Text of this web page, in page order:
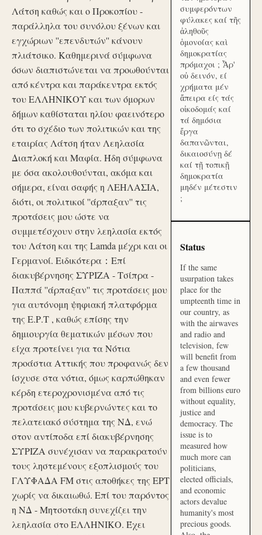
Λάτση καθώς και ο Προκοπίου -
παράλληλα του συνόλου ξένων και
εγχώριων ''επενδυτών'' κάνουν
πλιάτσικο. Καθημερινά σύμφωνα
όσων διαπιστώνεται να προωθούνται
από κέντρα και παράκεντρα εκτός
του ΕΛΛΗΝΙΚΟΥ και των όμορων
δήμων καθίσταται ηλίου φαεινότερο
ότι το σχέδιο των πολιτικών και της
εταιρίας Λάτση ήταν Λεηλασία
Διαπλοκή και Μαφία. Ήδη σύμφωνα
με όσα ακολουθούνται, ακόμα και
σήμερα, είναι σαφής η ΛΕΗΛΑΣΙΑ,
διότι, οι πολιτικοί ''άρπαξαν'' τις
προτάσεις μου ώστε να
συμμετέσχουν στην λεηλασία εκτός
του Λάτση και της Lamda μέχρι και οι
Γερμανοί. Ειδικότερα：Επί
διακυβέρνησης ΣΥΡΙΖΑ - Τσίπρα -
Παππά ''άρπαξαν'' τις προτάσεις μου
για αυτόνομη ψηφιακή πλατφόρμα
της Ε.Ρ.Τ , καθώς επίσης την
δημιουργία θεματικών μέσων που
είχα προτείνει για τα Νότια
προάστια Αττικής που προφανώς δεν
ίσχυσε στα νότια, όμως καρπώθηκαν
κέρδη ετεροχρονισμένα από τις
προτάσεις μου κυβερνώντες και το
πελατειακό σύστημα της ΝΔ, ενώ
στον αντίποδα επί διακυβέρνησης
ΣΥΡΙΖΑ συνέχισαν να παρακρατούν
τους ληστεμένους εξοπλισμούς του
ΓΛΥΦΑΔΑ FM στις αποθήκες της ΕΡΤ
χωρίς να δικαιωθώ. Επί του παρόντος
η ΝΔ - Μητσοτάκη συνεχίζει την
λεηλασία στο ΕΛΛΗΝΙΚΟ. Έχει
συμφερόντων
φύλακες καί τῆς
ἀληθοῦς
ὁμονοίας καὶ
δημοκρατίας
πρόμαχοι ; Ἆρ'
οὐ δεινόν, εί
χρήματα μέν
ἄπειρα είς τάς
οἰκοδομάς καί
τά δημόσια
ἔργα
δαπανῶνται,
δικαιοσύνῃ δέ
καί τῇ τοπικῇ
δημοκρατία
μηδέν μέτεστιν
;
Status
If the same
usurpation takes
place for the
umpteenth time in
our country, as
with the airwaves
and radio and
television, few
will benefit from
a few thousand
and even fewer
from billions euro
without equality,
justice and
democracy. The
issue is to
measured how
much more can
politicians,
elected officials,
and economic
actors devalue
humanity's most
precious goods.